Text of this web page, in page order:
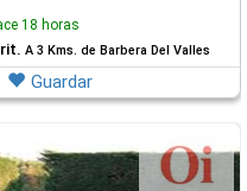
18 horas
A 3 Kms. de Barbera Del Valles
Guardar